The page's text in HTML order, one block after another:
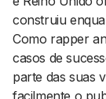
construiu
Como rapper
casos de
parte das suas
facilmente o